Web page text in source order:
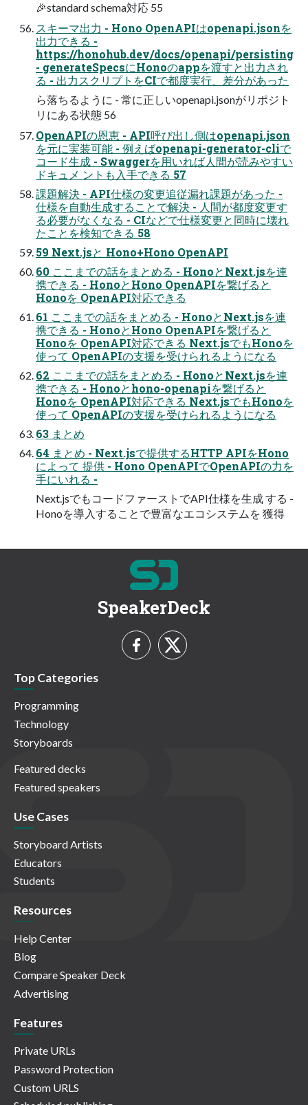
🎉standard schema対応 55
スキーマ出力 - Hono OpenAPIはopenapi.jsonを
出力できる -
https://honohub.dev/docs/openapi/persisting
- generateSpecsにHonoのappを渡すと出力され
る - 出力スクリプトをCIで都度実行、差分があった
ら落ちるように - 常に正しいopenapi.jsonがリポジト
リにある状態 56
OpenAPIの恩恵 - API呼び出し側はopenapi.json
を元に実装可能 - 例えばopenapi-generator-cliで
コード生成 - Swaggerを用いれば人間が読みやすい
ドキュメ ントも入手できる 57
課題解決 - API仕様の変更追従漏れ課題があった -
仕様を自動生成することで解決 - 人間が都度変更す
る必要がなくなる - CIなどで仕様変更と同時に壊れ
たことを検知できる 58
59 Next.jsと Hono+Hono OpenAPI
60 ここまでの話をまとめる - HonoとNext.jsを連
携できる - HonoとHono OpenAPIを繋げると
Honoを OpenAPI対応できる
61 ここまでの話をまとめる - HonoとNext.jsを連
携できる - HonoとHono OpenAPIを繋げると
Honoを OpenAPI対応できる Next.jsでもHonoを
使って OpenAPIの支援を受けられるようになる
62 ここまでの話をまとめる - HonoとNext.jsを連
携できる - Honoとhono-openapiを繋げると
Honoを OpenAPI対応できる Next.jsでもHonoを
使って OpenAPIの支援を受けられるようになる
63 まとめ
64 まとめ - Next.jsで提供するHTTP APIをHono
によって 提供 - Hono OpenAPIでOpenAPIの力を
手にいれる -
Next.jsでもコードファーストでAPI仕様を生成 する -
Honoを導入することで豊富なエコシステムを 獲得
SpeakerDeck
Top Categories
Programming
Technology
Storyboards
Featured decks
Featured speakers
Use Cases
Storyboard Artists
Educators
Students
Resources
Help Center
Blog
Compare Speaker Deck
Advertising
Features
Private URLs
Password Protection
Custom URLS